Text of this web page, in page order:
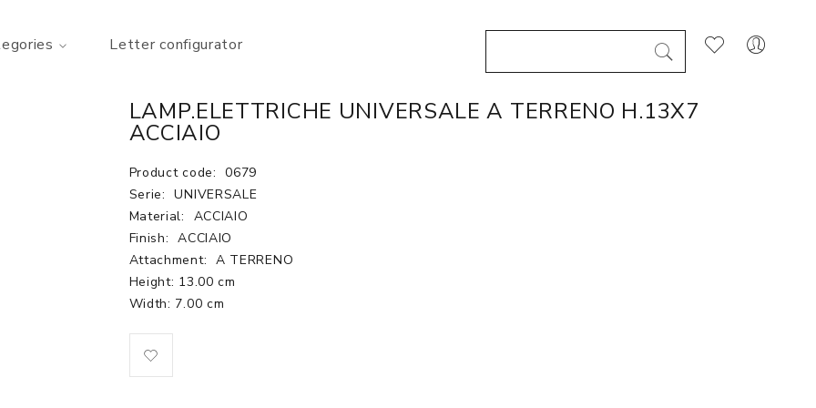
Letter configurator
LAMP.ELETTRICHE UNIVERSALE A TERRENO H.13X7
ACCIAIO
Product code: 0679
Serie:
UNIVERSALE
Material:
ACCIAIO
Finish: ACCIAIO
Attachment: A TERRENO
Height: 13.00 cm
Width: 7.00 cm